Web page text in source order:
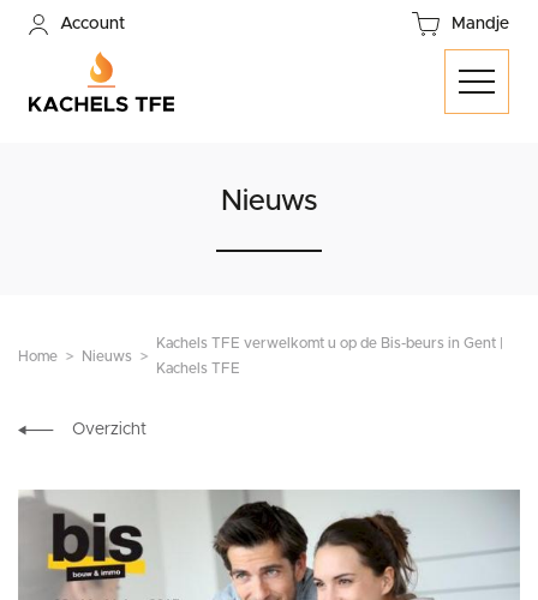
Account Mandje
Nieuws
Home Nieuws
Kachels TFE verwelkomt u op de Bis-beurs in Gent |
Kachels TFE
Overzicht